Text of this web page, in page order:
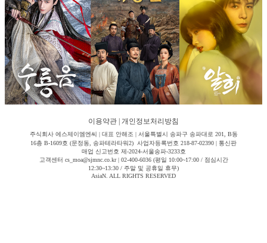
이용약관 개인정보처리방침
주식회사 에스제이엠엔씨 | 대표 안해조 | 서울특별시 송파구 송파대로 201, B동
16층 B-1609호 (문정동, 송파테라타워2) 사업자등록번호 218-87-02390 | 통신판
매업 신고번호 제-2024-서울송파-3233호
고객센터 cs_moa@sjmnc.co.kr | 02-400-6036 (평일 10:00~17:00 / 점심시간
12:30~13:30 / 주말 및 공휴일 휴무)
AsiaN. ALL RIGHTS RESERVED